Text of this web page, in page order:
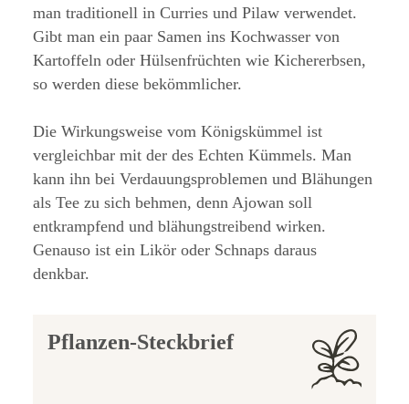
man traditionell in Curries und Pilaw verwendet.
Gibt man ein paar Samen ins Kochwasser von
Kartoffeln oder Hülsenfrüchten wie Kichererbsen,
so werden diese bekömmlicher.
Die Wirkungsweise vom Königskümmel ist
vergleichbar mit der des Echten Kümmels. Man
kann ihn bei Verdauungsproblemen und Blähungen
als Tee zu sich behmen, denn Ajowan soll
entkrampfend und blähungstreibend wirken.
Genauso ist ein Likör oder Schnaps daraus
denkbar.
Pflanzen-Steckbrief